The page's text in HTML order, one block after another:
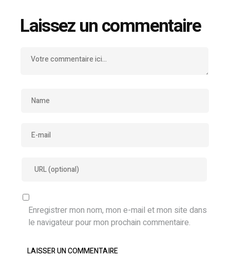
Laissez un commentaire
Enregistrer mon nom, mon e-mail et mon site dans
le navigateur pour mon prochain commentaire.